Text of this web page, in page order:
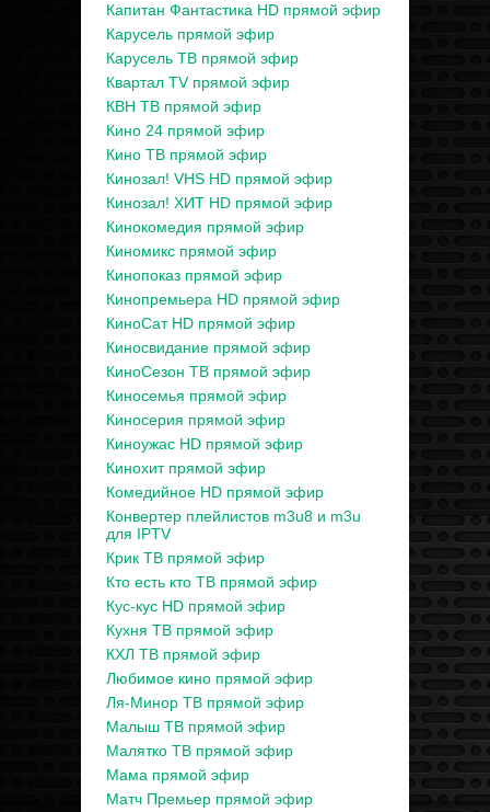
Капитан Фантастика HD прямой эфир
Карусель прямой эфир
Карусель ТВ прямой эфир
Квартал TV прямой эфир
КВН ТВ прямой эфир
Кино 24 прямой эфир
Кино ТВ прямой эфир
Кинозал! VHS HD прямой эфир
Кинозал! ХИТ HD прямой эфир
Кинокомедия прямой эфир
Киномикс прямой эфир
Кинопоказ прямой эфир
Кинопремьера HD прямой эфир
КиноСат HD прямой эфир
Киносвидание прямой эфир
КиноСезон ТВ прямой эфир
Киносемья прямой эфир
Киносерия прямой эфир
Киноужас HD прямой эфир
Кинохит прямой эфир
Комедийное HD прямой эфир
Конвертер плейлистов m3u8 и m3u
для IPTV
Крик ТВ прямой эфир
Кто есть кто ТВ прямой эфир
Кус-кус HD прямой эфир
Кухня ТВ прямой эфир
КХЛ ТВ прямой эфир
Любимое кино прямой эфир
Ля-Минор ТВ прямой эфир
Малыш ТВ прямой эфир
Малятко ТВ прямой эфир
Мама прямой эфир
Матч Премьер прямой эфир